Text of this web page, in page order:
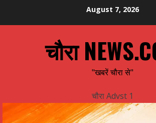
August 7, 2026
चौरा
"खबरें चौरा से"
चौरा Advst 1